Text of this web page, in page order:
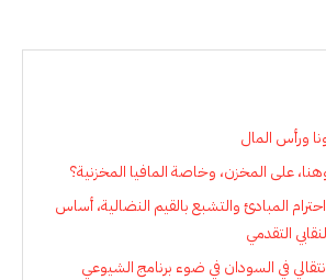
ورأس المال
وهنا، على المخزن، وخاصة المافيا المخزنية؟
المبادئ والتشبع بالقيم النضالية، أساس
التقدمي
في السودان في ضوء برنامج الشيوعي